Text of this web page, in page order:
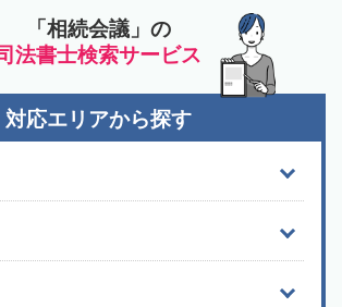
「相続会議」の
法書士検索サービス
対応エリアから探す